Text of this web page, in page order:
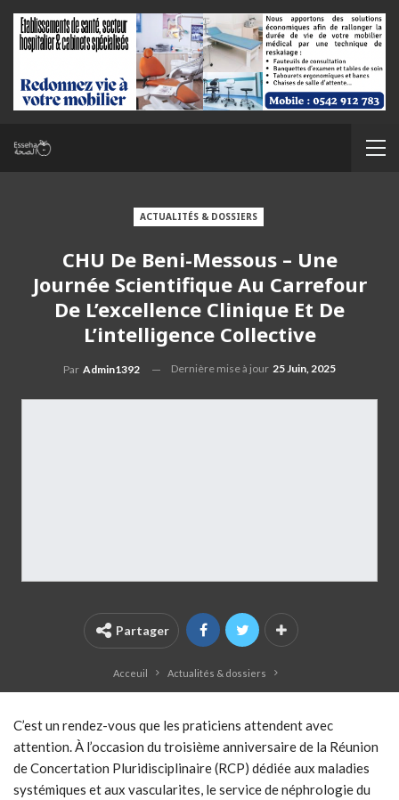
ACTUALITÉS & DOSSIERS
CHU De Beni-Messous – Une
Journée Scientifique Au Carrefour
De L’excellence Clinique Et De
L’intelligence Collective
Par Admin1392 Dernière mise à jour 25 Juin, 2025
Partager
Acceuil Actualités & dossiers
C’est un rendez-vous que les praticiens attendent avec
attention. À l’occasion du troisième anniversaire de la Réunion
de Concertation Pluridisciplinaire (RCP) dédiée aux maladies
systémiques et aux vascularites, le service de néphrologie du